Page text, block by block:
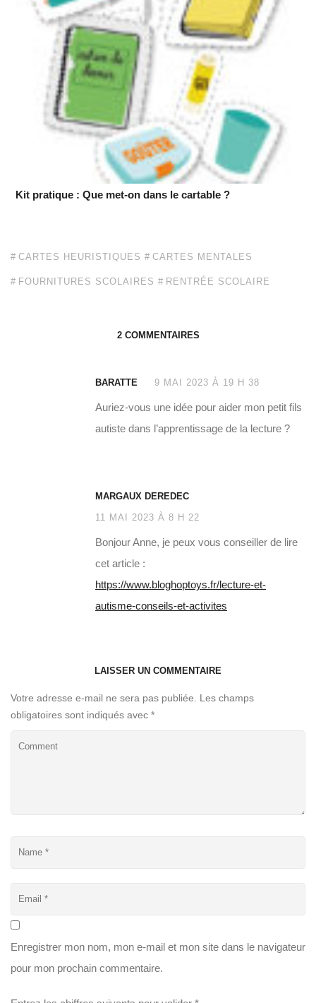
Kit pratique : Que met-on dans le cartable ?
CARTES HEURISTIQUES CARTES MENTALES
FOURNITURES SCOLAIRES RENTRÉE SCOLAIRE
2 COMMENTAIRES
BARATTE 9 MAI 2023 À 19 H 38
Auriez-vous une idée pour aider mon petit fils
autiste dans l’apprentissage de la lecture ?
MARGAUX DEREDEC
11 MAI 2023 À 8 H 22
Bonjour Anne, je peux vous conseiller de lire
cet article :
https://www.bloghoptoys.fr/lecture-et-
autisme-conseils-et-activites
LAISSER UN COMMENTAIRE
Votre adresse e-mail ne sera pas publiée. Les champs
obligatoires sont indiqués avec *
Enregistrer mon nom, mon e-mail et mon site dans le navigateur
pour mon prochain commentaire.